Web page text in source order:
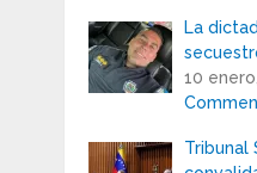
La
10
Tribunal